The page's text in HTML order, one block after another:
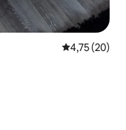
Średnia
4,75 (20)